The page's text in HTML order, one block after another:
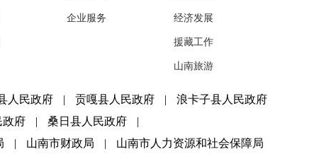
企业服务 经济发展
援藏工作
山南旅游
人民政府 | 贡嘎县人民政府 |
浪卡子县人民政府
政府 | 桑日县人民政府
|
| 山南市财政局 |
山南市人力资源和社会保障局